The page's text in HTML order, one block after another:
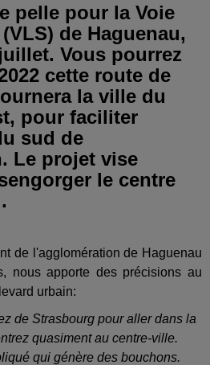
pelle pour la Voie
de Haguenau,
Vous pourrez
cette route de
la ville du
pour faciliter
sud de
Le projet vise
le centre
de l'agglomération de Haguenau
nous apporte des précisions au
urbain:
de Strasbourg pour aller dans la
quasiment au centre-ville.
qui génère des bouchons.